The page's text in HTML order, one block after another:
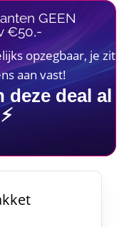
GEEN
€50,-
opzegbaar, je zit
aan vast!
deze deal al